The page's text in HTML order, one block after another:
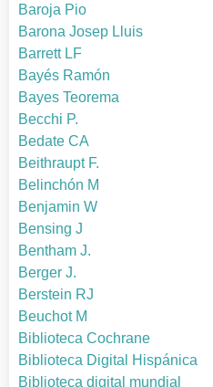
Baroja Pio
Barona Josep Lluis
Barrett LF
Bayés Ramón
Bayes Teorema
Becchi P.
Bedate CA
Beithraupt F.
Belinchón M
Benjamin W
Bensing J
Bentham J.
Berger J.
Berstein RJ
Beuchot M
Biblioteca Cochrane
Biblioteca Digital Hispánica
Biblioteca digital mundial